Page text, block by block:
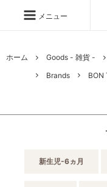
メニュー
ホーム Goods - 雑貨 -
Brands
BON
新生児-6ヵ月